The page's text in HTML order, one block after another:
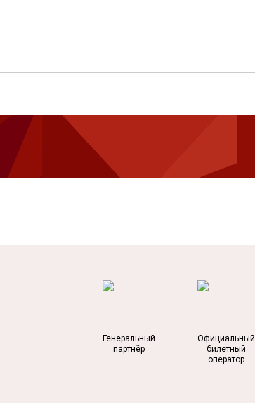
Генеральный
партнёр
Официальный
билетный
оператор